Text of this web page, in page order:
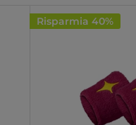
Risparmia 40%